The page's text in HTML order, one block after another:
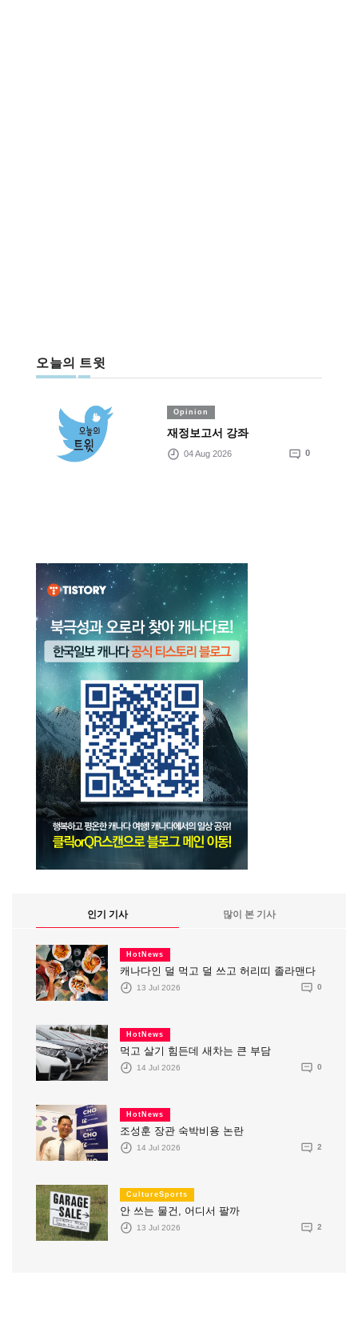
오늘의 트윗
Opinion
재정보고서 강좌
04 Aug 2026 0
인기 기사 많이 본 기사
HotNews
캐나다인 덜 먹고 덜 쓰고 허리띠 졸라맨다
13 Jul 2026 0
HotNews
먹고 살기 힘든데 새차는 큰 부담
14 Jul 2026 0
HotNews
조성훈 장관 숙박비용 논란
14 Jul 2026 2
CultureSports
안 쓰는 물건, 어디서 팔까
13 Jul 2026 2